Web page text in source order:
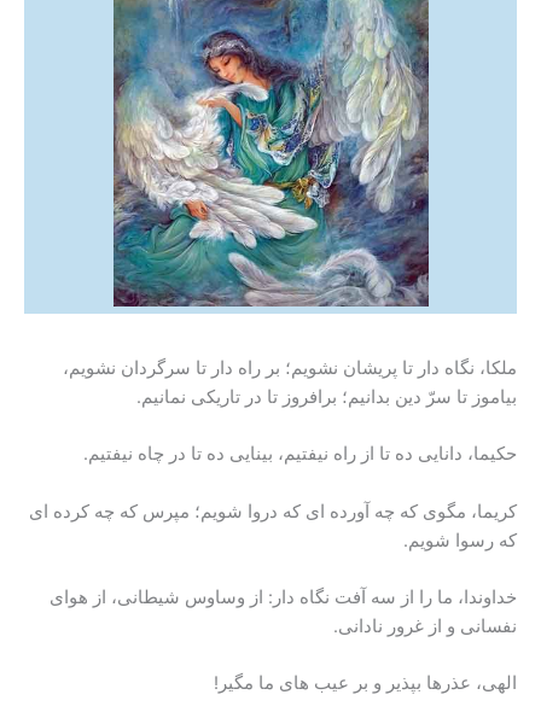
ملکا، نگاه دار تا پریشان نشویم؛ بر راه دار تا سرگردان نشویم،
بیاموز تا سرّ دین بدانیم؛ برافروز تا در تاریکی نمانیم.
حکیما، دانایی ده تا از راه نیفتیم، بینایی ده تا در چاه نیفتیم.
کریما، مگوی که چه آورده ای که دروا شویم؛ مپرس که چه کرده ای
که رسوا شویم.
خداوندا، ما را از سه آفت نگاه دار: از وساوس شیطانی، از هوای
نفسانی و از غرور نادانی.
الهی، عذرها بپذیر و بر عیب های ما مگیر!